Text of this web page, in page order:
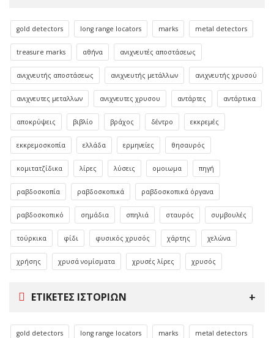
gold detectors long range locators marks metal detectors
treasure marks αθήνα ανιχνευτές αποστάσεως
ανιχνευτής αποστάσεως ανιχνευτής μετάλλων ανιχνευτής χρυσού
ανιχνευτες μεταλλων ανιχνευτες χρυσου αντάρτες αντάρτικα
αποκρύψεις βιβλίο βράχος δέντρο εκκρεμές
εκκρεμοσκοπία ελλάδα ερμηνείες θησαυρός
κομιτατζίδικα λίρες λύσεις ομοιωμα πηγή
ραβδοσκοπία ραβδοσκοπικά ραβδοσκοπικά όργανα
ραβδοσκοπικό σημάδια σπηλιά σταυρός συμβουλές
τούρκικα φίδι φυσικός χρυσός χάρτης χελώνα
χρήσης χρυσά νομίσματα χρυσές λίρες χρυσός
ΕΤΙΚΈΤΕΣ ΙΣΤΟΡΙΏΝ
gold detectors long range locators marks metal detectors